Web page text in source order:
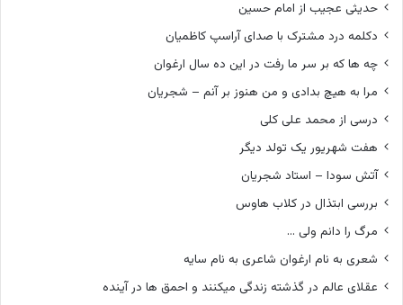
حدیثی عجیب از امام حسین
دکلمه درد مشترک با صدای آراسپ کاظمیان
چه ها که بر سر ما رفت در این ده سال ارغوان
مرا به هیچ بدادی و من هنوز بر آنم – شجریان
درسی از محمد علی کلی
هفت شهریور یک تولد دیگر
آتش سودا – استاد شجریان
بررسی ابتذال در کلاب هاوس
مرگ را دانم ولی …
شعری به نام ارغوان شاعری به نام سایه
عقلای عالم در گذشته زندگی میکنند و احمق ها در آینده